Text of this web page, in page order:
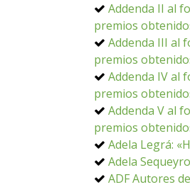
Addenda II al
premios
Addenda III al
premios
Addenda IV al
premios
Addenda V al
premios
Adela Legrá:
Adela Sequeyro
ADF Autores